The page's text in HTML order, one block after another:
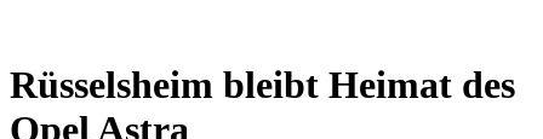
Rüsselsheim bleibt Heimat des
Opel Astra